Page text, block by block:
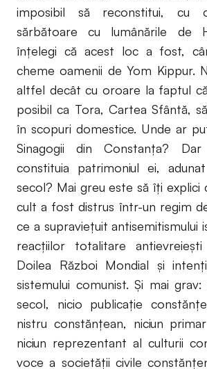
imposibil să reconstitui, cu
sărbătoare cu lumânările de
înţelegi că acest loc a fost,
cheme oamenii de Yom Kippur.
altfel decât cu oroare la faptul
posibil ca Tora, Cartea Sfântă,
în scopuri domestice. Unde ar
Sinagogii din Constanţa?
constituia patrimoniul ei,
secol? Mai greu este să îţi explici
cult a fost distrus într-un regim
ce a supravieţuit antisemitismului
reacţiilor totalitare
Doilea Război Mondial şi
sistemului comunist. Şi mai
secol, nicio publicaţie
nistru constănţean, niciun
niciun reprezentant al culturii
voce a societăţii civile